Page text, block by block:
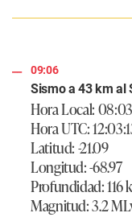
09:06
Sismo a 43 km al
Hora Local:
Hora UTC:
Latitud: -21.09
Longitud: -68.97
Profundidad: 116
Magnitud: 3.2